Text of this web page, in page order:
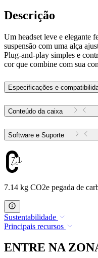
Descrição
Um headset leve e elegante
suspensão com uma alça
Plug-and-play simples e
cor que combine com sua
Especificações e
Conteúdo da caixa
Software e Suporte
7.14
7.14 kg CO2e pegada de
Sustentabilidade
Principais recursos
ENTRE NA